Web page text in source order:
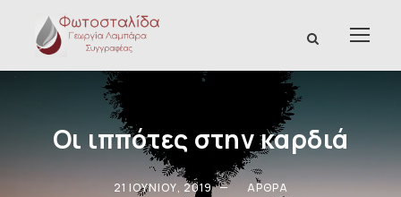
Οι ιππότες στην καρδιά
21 ΙΟΥΝΊΟΥ, 2019 ΆΡΘΡΑ